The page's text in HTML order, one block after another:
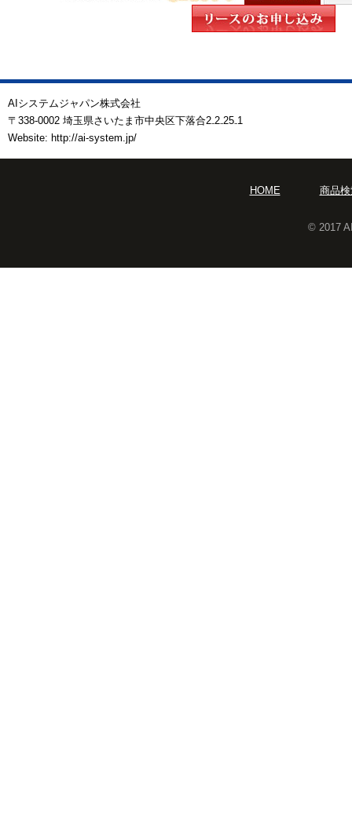
AIシステムジャパン株式会社
〒338-0002 埼玉県さいたま市中央区下落合2₋2₋25₋1
Website: http://ai-system.jp/
HOME 商品検
© 2017